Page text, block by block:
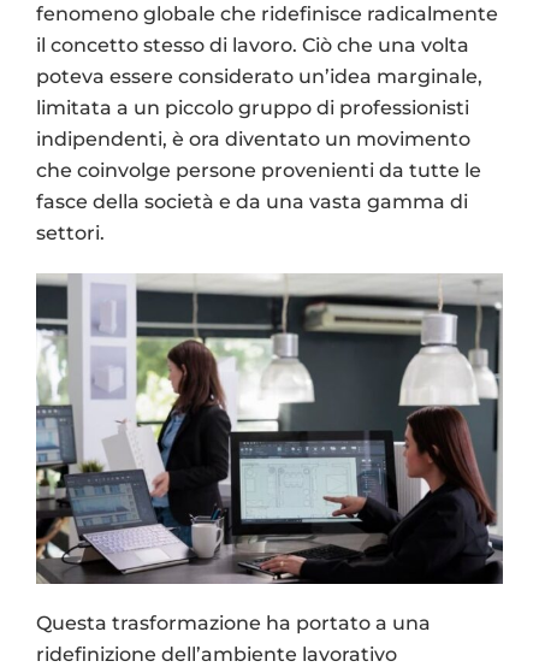
fenomeno globale che ridefinisce radicalmente
il concetto stesso di lavoro. Ciò che una volta
poteva essere considerato un’idea marginale,
limitata a un piccolo gruppo di professionisti
indipendenti, è ora diventato un movimento
che coinvolge persone provenienti da tutte le
fasce della società e da una vasta gamma di
settori.
Questa trasformazione ha portato a una
ridefinizione dell’ambiente lavorativo